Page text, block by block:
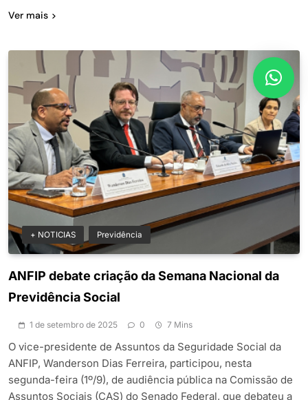
Ver mais
+ NOTICIAS Previdência
ANFIP debate criação da Semana Nacional da
Previdência Social
1 de setembro de 2025 0 7 Mins
O vice-presidente de Assuntos da Seguridade Social da
ANFIP, Wanderson Dias Ferreira, participou, nesta
segunda-feira (1º/9), de audiência pública na Comissão de
Assuntos Sociais (CAS) do Senado Federal, que debateu a